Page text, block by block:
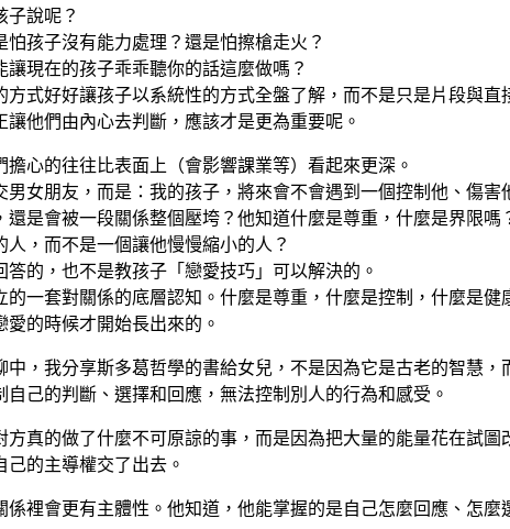
子說呢？
孩子沒有能力處理？還是怕擦槍走火？
現在的孩子乖乖聽你的話這麼做嗎？
式好好讓孩子以系統性的方式全盤了解，而不是只是片段與直
他們由內心去判斷，應該才是更為重要呢。
心的往往比表面上（會影響課業等）看起來更深。
女朋友，而是：我的孩子，將來會不會遇到一個控制他、傷害
是會被一段關係整個壓垮？他知道什麼是尊重，什麼是界限嗎
，而不是一個讓他慢慢縮小的人？
的，也不是教孩子「戀愛技巧」可以解決的。
一套對關係的底層認知。什麼是尊重，什麼是控制，什麼是健
的時候才開始長出來的。
，我分享斯多葛哲學的書給女兒，不是因為它是古老的智慧
己的判斷、選擇和回應，無法控制別人的行為和感受。
真的做了什麼不可原諒的事，而是因為把大量的能量花在試
的主導權交了出去。
裡會更有主體性。他知道，他能掌握的是自己怎麼回應、怎